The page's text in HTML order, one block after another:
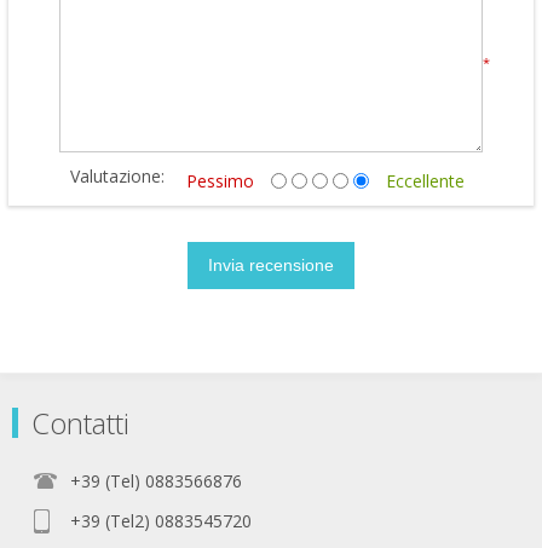
*
Valutazione: Pessimo Eccellente
Contatti
+39 (Tel) 0883566876
+39 (Tel2) 0883545720